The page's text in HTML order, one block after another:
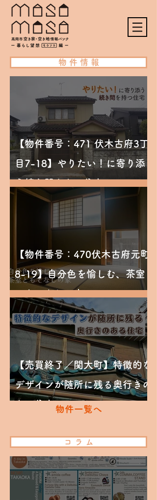
物 件 情 報
【物件番号：471 伏木古府3丁
目7-18】やりたい！に寄り添
【物件番号：470伏木古府元町
8-19】自分色を愉しむ、茶室
【売買終了／関大町】特徴的な
デザインが随所に残る奥行きの
物件一覧へ
コ ラ ム